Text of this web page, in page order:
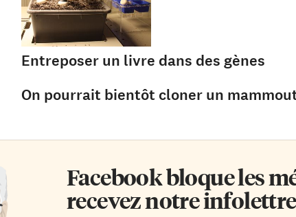
Entreposer un livre dans des gènes
On pourrait bientôt cloner un
Facebook bloque les
recevez notre